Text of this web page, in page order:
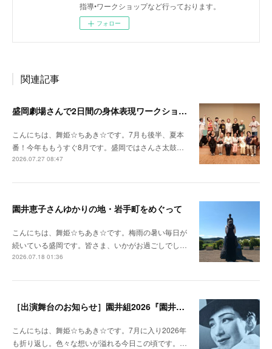
指導•ワークショップなど行っております。
フォロー
関連記事
盛岡劇場さんで2日間の身体表現ワークショップをさせていただきました！
こんにちは、舞姫☆ちあき☆です。7月も後半、夏本
番！今年ももうすぐ8月です。盛岡ではさんさ太鼓…
2026.07.27 08:47
園井恵子さんゆかりの地・岩手町をめぐって
こんにちは、舞姫☆ちあき☆です。梅雨の暑い毎日が
続いている盛岡です。皆さま、いかがお過ごしでし…
2026.07.18 01:36
［出演舞台のお知らせ］園井組2026『園井恵子 なんじょしても』ふるさと演劇公演 in 岩手町
こんにちは、舞姫☆ちあき☆です。7月に入り2026年
も折り返し。色々な想いが溢れる今日この頃です。…